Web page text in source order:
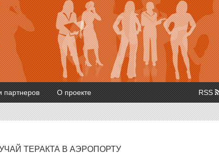
партнеров О проекте RSS
ТЕРАКТА В АЭРОПОРТУ